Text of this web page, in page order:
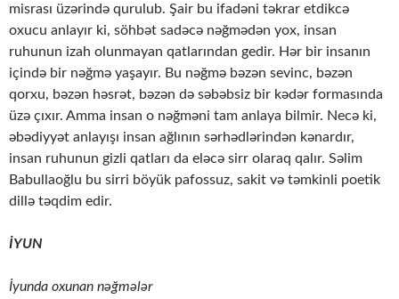
misrası üzərində qurulub. Şair bu ifadəni təkrar etdikcə
oxucu anlayır ki, söhbət sadəcə nəğmədən yox, insan
ruhunun izah olunmayan qatlarından gedir. Hər bir insanın
içində bir nəğmə yaşayır. Bu nəğmə bəzən sevinc, bəzən
qorxu, bəzən həsrət, bəzən də səbəbsiz bir kədər formasında
üzə çıxır. Amma insan o nəğməni tam anlaya bilmir. Necə ki,
əbədiyyət anlayışı insan ağlının sərhədlərindən kənardır,
insan ruhunun gizli qatları da eləcə sirr olaraq qalır. Səlim
Babullaoğlu bu sirri böyük pafossuz, sakit və təmkinli poetik
dillə təqdim edir.
İYUN
İyunda oxunan nəğmələr